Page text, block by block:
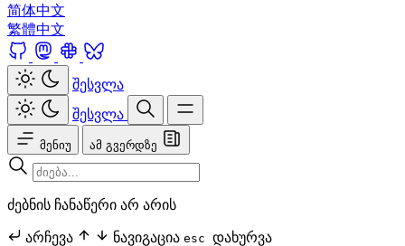
简体中文
繁體中文
შესვლა
შესვლა
მენიუ ამ გვერდზე
ძებნის ჩანაწერი არ არის
არჩევა ნავიგაცია esc დახურვა